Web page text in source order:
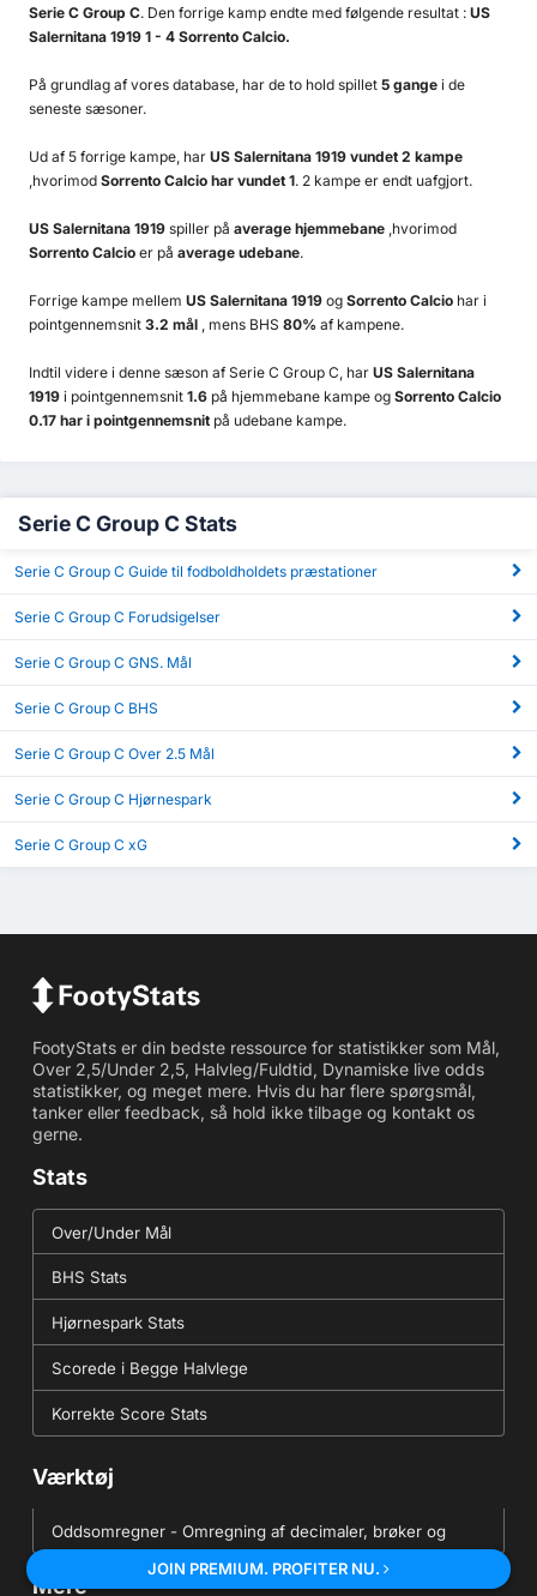
Serie C Group C. Den forrige kamp endte med følgende resultat : US
Salernitana 1919 1 - 4 Sorrento Calcio.
På grundlag af vores database, har de to hold spillet 5 gange i de
seneste sæsoner.
Ud af 5 forrige kampe, har US Salernitana 1919 vundet 2 kampe
,hvorimod Sorrento Calcio har vundet 1. 2 kampe er endt uafgjort.
US Salernitana 1919 spiller på average hjemmebane ,hvorimod
Sorrento Calcio er på average udebane.
Forrige kampe mellem US Salernitana 1919 og Sorrento Calcio har i
pointgennemsnit 3.2 mål , mens BHS 80% af kampene.
Indtil videre i denne sæson af Serie C Group C, har US Salernitana
1919 i pointgennemsnit 1.6 på hjemmebane kampe og Sorrento Calcio
0.17 har i pointgennemsnit på udebane kampe.
Serie C Group C Stats
Serie C Group C Guide til fodboldholdets præstationer
Serie C Group C Forudsigelser
Serie C Group C GNS. Mål
Serie C Group C BHS
Serie C Group C Over 2.5 Mål
Serie C Group C Hjørnespark
Serie C Group C xG
FootyStats er din bedste ressource for statistikker som Mål,
Over 2,5/Under 2,5, Halvleg/Fuldtid, Dynamiske live odds
statistikker, og meget mere. Hvis du har flere spørgsmål,
tanker eller feedback, så hold ikke tilbage og kontakt os
gerne.
Stats
Over/Under Mål
BHS Stats
Hjørnespark Stats
Scorede i Begge Halvlege
Korrekte Score Stats
Værktøj
Oddsomregner - Omregning af decimaler, brøker og
amerikanske odds
Mere
JOIN PREMIUM. PROFITER NU.